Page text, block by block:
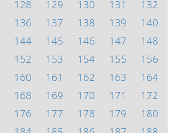
128 129 130 131
132
136 137 138 139
140
144 145 146 147
148
152 153 154 155
156
160 161 162 163
164
168 169 170 171
172
176 177 178 179
180